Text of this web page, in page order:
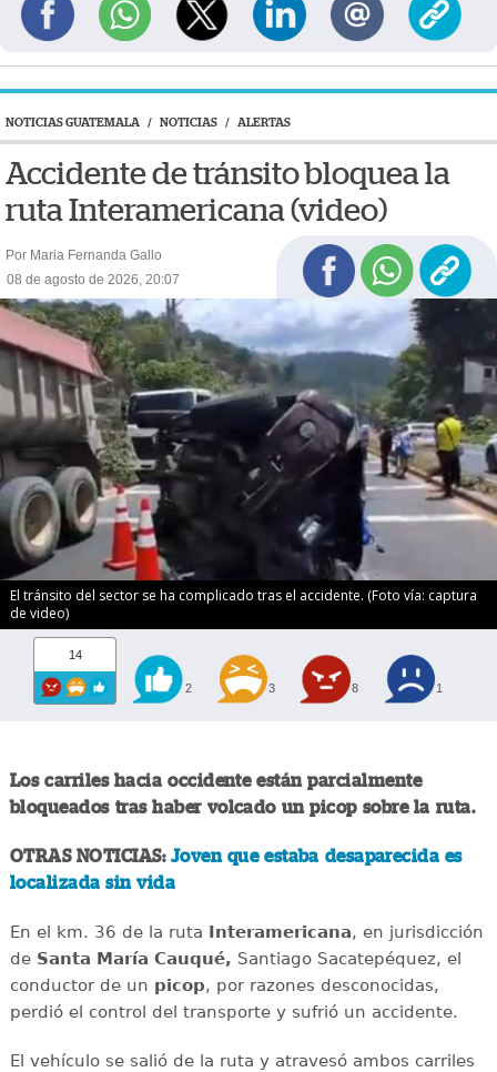
NOTICIAS GUATEMALA / NOTICIAS / ALERTAS
Accidente de tránsito bloquea la
ruta Interamericana (video)
Por Maria Fernanda Gallo
08 de agosto de 2026, 20:07
El tránsito del sector se ha complicado tras el accidente. (Foto vía: captura
de video)
14
2 3 8 1
Los carriles hacia occidente están parcialmente
bloqueados tras haber volcado un picop sobre la ruta.
OTRAS NOTICIAS:Joven que estaba desaparecida es
localizada sin vida
En el km. 36 de la ruta Interamericana, en jurisdicción
de Santa María Cauqué, Santiago Sacatepéquez, el
conductor de un picop, por razones desconocidas,
perdió el control del transporte y sufrió un accidente.
El vehículo se salió de la ruta y atravesó ambos carriles